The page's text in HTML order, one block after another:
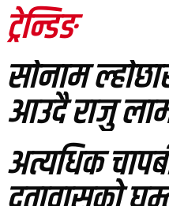
ट्रेन्डिङ
सोनाम
आउदै राजु
अत्यधिक